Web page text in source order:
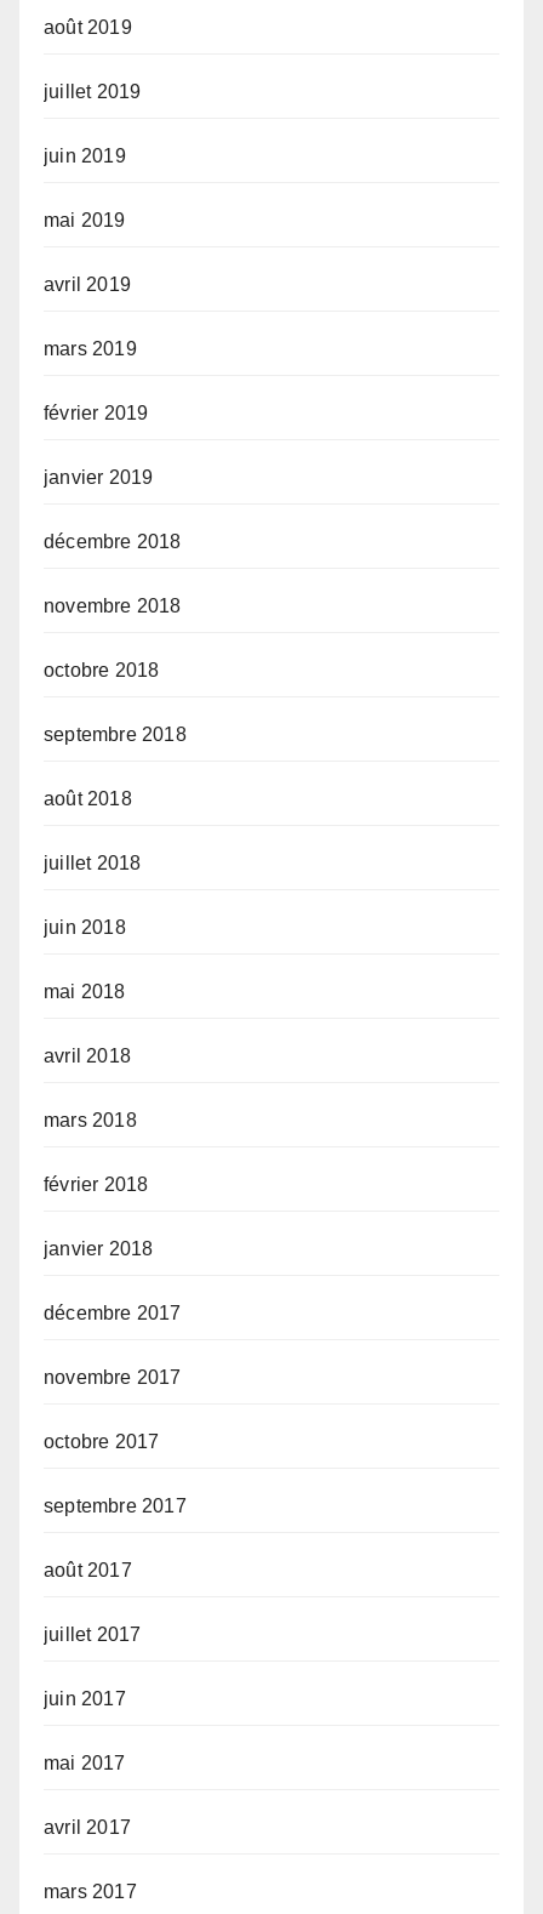
août 2019
juillet 2019
juin 2019
mai 2019
avril 2019
mars 2019
février 2019
janvier 2019
décembre 2018
novembre 2018
octobre 2018
septembre 2018
août 2018
juillet 2018
juin 2018
mai 2018
avril 2018
mars 2018
février 2018
janvier 2018
décembre 2017
novembre 2017
octobre 2017
septembre 2017
août 2017
juillet 2017
juin 2017
mai 2017
avril 2017
mars 2017